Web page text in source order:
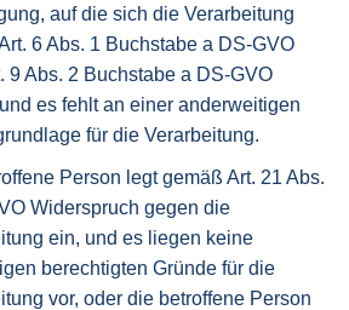
auf die sich die Verarbeitung
6 Abs. 1 Buchstabe a DS-GVO
9 Abs. 2 Buchstabe a DS-GVO
es fehlt an einer anderweitigen
für die Verarbeitung.
Person legt gemäß Art. 21 Abs.
Widerspruch gegen die
ein, und es liegen keine
berechtigten Gründe für die
vor, oder die betroffene Person